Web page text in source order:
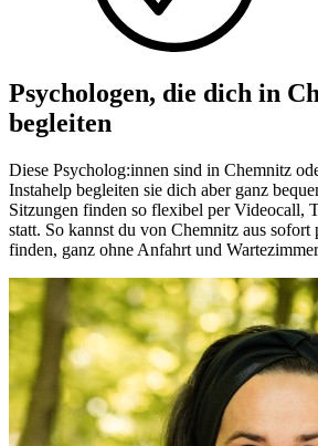
Psychologen, die dich in
begleiten
Diese Psycholog:innen sind in Chemnitz
Instahelp begleiten sie dich aber ganz
Sitzungen finden so flexibel per Videocall,
statt. So kannst du von Chemnitz aus
finden, ganz ohne Anfahrt und